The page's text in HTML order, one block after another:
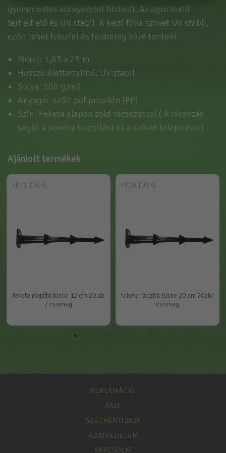
gyommentes környezetet biztosít. Az agro textil
terhelhető és UV stabil. A kerti fólia szövet UV stabil,
ezért lehet felszíni és földréteg közé teríteni.
Méret: 1,65 x 25 m
Hosszú élettartalmú, UV stabil
Súlya: 100 g/m2
Anyaga: szőtt polipropilén (PP)
Szín: Fekete alapon zöld rácsozással ( A rácsozás
segíti a növény telepítést és a szövet telepítését)
Ajánlott termékek
KP 12 TÜSKE
fekete rögzítő tüske 12 cm 20 db
/ csomag
KP 20 TÜSKE
fekete rögzítő tüske 20 cm 20db/
csomag
REKLAMÁCIÓ
ÁSZF
SZÉCHENYI 2020
ADATVÉDELEM
KAPCSOLAT